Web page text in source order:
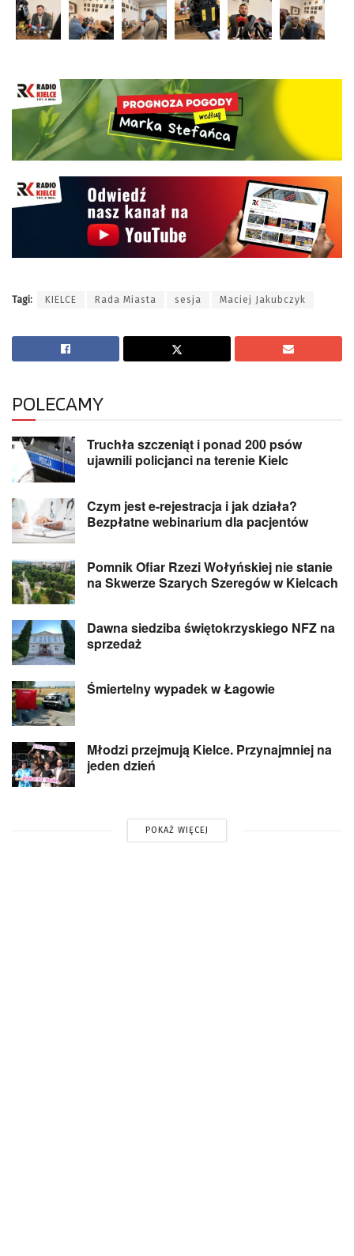
Tagi: KIELCE Rada Miasta sesja Maciej Jakubczyk
POLECAMY
Truchła szczeniąt i ponad 200 psów
ujawnili policjanci na terenie Kielc
Czym jest e-rejestracja i jak działa?
Bezpłatne webinarium dla pacjentów
Pomnik Ofiar Rzezi Wołyńskiej nie stanie
na Skwerze Szarych Szeregów w Kielcach
Dawna siedziba świętokrzyskiego NFZ na
sprzedaż
Śmiertelny wypadek w Łagowie
Młodzi przejmują Kielce. Przynajmniej na
jeden dzień
POKAŻ WIĘCEJ